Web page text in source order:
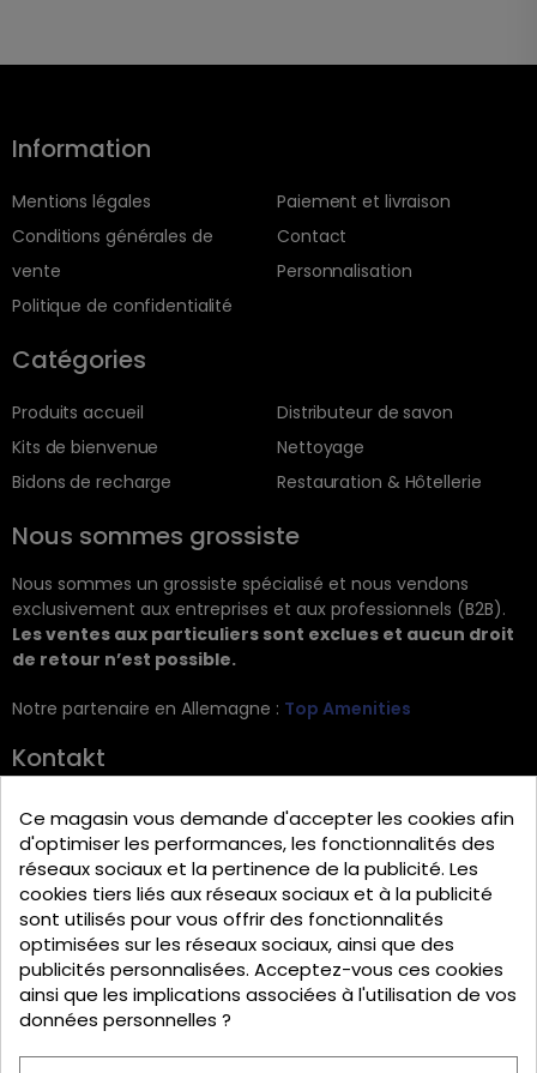
Information
Mentions légales
Conditions générales de
vente
Politique de confidentialité
Paiement et livraison
Contact
Personnalisation
Catégories
Produits accueil
Kits de bienvenue
Bidons de recharge
Distributeur de savon
Nettoyage
Restauration & Hôtellerie
Nous sommes grossiste
Nous sommes un grossiste spécialisé et nous vendons
exclusivement aux entreprises et aux professionnels (B2B).
Les ventes aux particuliers sont exclues et aucun droit
de retour n’est possible.
Notre partenaire en Allemagne : Top Amenities
Kontakt
C/ Retama 60
30833 Murcia
Tel: +34 644 902 406
info@bio-amenities.com
Ce magasin vous demande d'accepter les cookies afin
d'optimiser les performances, les fonctionnalités des
réseaux sociaux et la pertinence de la publicité. Les
cookies tiers liés aux réseaux sociaux et à la publicité
sont utilisés pour vous offrir des fonctionnalités
optimisées sur les réseaux sociaux, ainsi que des
publicités personnalisées. Acceptez-vous ces cookies
ainsi que les implications associées à l'utilisation de vos
données personnelles ?